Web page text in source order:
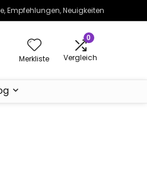
Empfehlungen, Neuigkeiten
Merkliste
0
Vergleich